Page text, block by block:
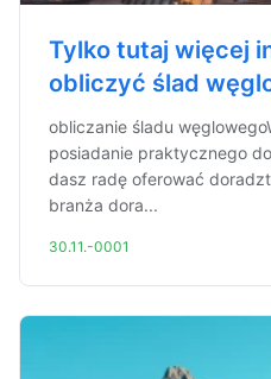
Tylko tutaj więcej
obliczyć ślad
obliczanie śladu
posiadanie praktycznego
dasz radę oferować
branża dora...
30.11.-0001